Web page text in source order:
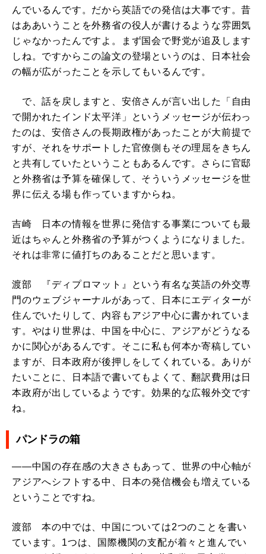
んでいるんです。だから英語での発信は大事です。昔
はああいうことを外務省の役人が書けるような雰囲気
じゃなかったんですよ。まず国会で野党が追及します
しね。ですからこの論文の登場というのは、日本社会
の幅が広がったことを示してもいるんです。
で、話を戻しますと、安倍さんが言い出した「自由
で開かれたインド太平洋」というメッセージが伝わっ
たのは、安倍さんの長期政権があったことが大前提で
すが、それをサポートした官僚側もその理屈をきちん
と共有していたということもあるんです。さらに官邸
と外務省は予算を確保して、そういうメッセージを世
界に伝える場も作っていますからね。
吉崎 日本の情報を世界に発信する事業についても最
近はちゃんと外務省の予算がつくようになりました。
それは非常に値打ちのあることだと思います。
渡部 『ディプロマット』という有名な英語の外交専
門のウェブジャーナルがあって、日本にエディターが
住んでいたりして、内容もアジア中心に書かれていま
す。やはり世界は、中国を中心に、アジアがどうなる
かに関心があるんです。そこに私も何本か寄稿してい
ますが、日本政府が後押しをしてくれている。ありが
たいことに、日本語で書いてもよくて、翻訳費用は日
本政府が出しているようです。効果的な広報外交です
ね。
パンドラの箱
――中国の存在感の大きさもあって、世界の中心軸が
アジアへシフトする中、日本の発信機会も増えている
ということですね。
渡部 本の中では、中国については2つのことを書い
ています。1つは、国際機関の支配が着々と進んでい